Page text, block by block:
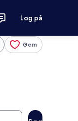
Log på
Gem